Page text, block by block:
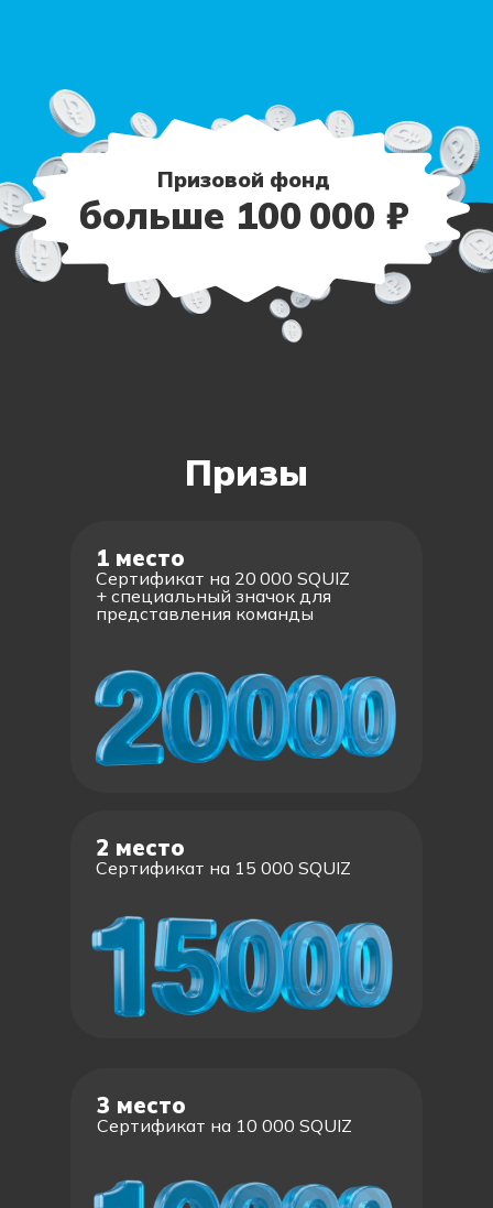
Призовой фонд
больше 100 000 ₽
Призы
1 место
Cертификат на 20 000 SQUIZ
+ специальный значок для
представления команды
2 место
Сертификат на 15 000 SQUIZ
3 место
Сертификат на 10 000 SQUIZ